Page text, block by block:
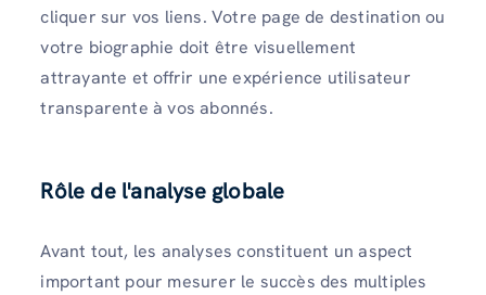
cliquer sur vos liens. Votre page de destination ou
votre biographie doit être visuellement
attrayante et offrir une expérience utilisateur
transparente à vos abonnés.
Rôle de l'analyse globale
Avant tout, les analyses constituent un aspect
important pour mesurer le succès des multiples